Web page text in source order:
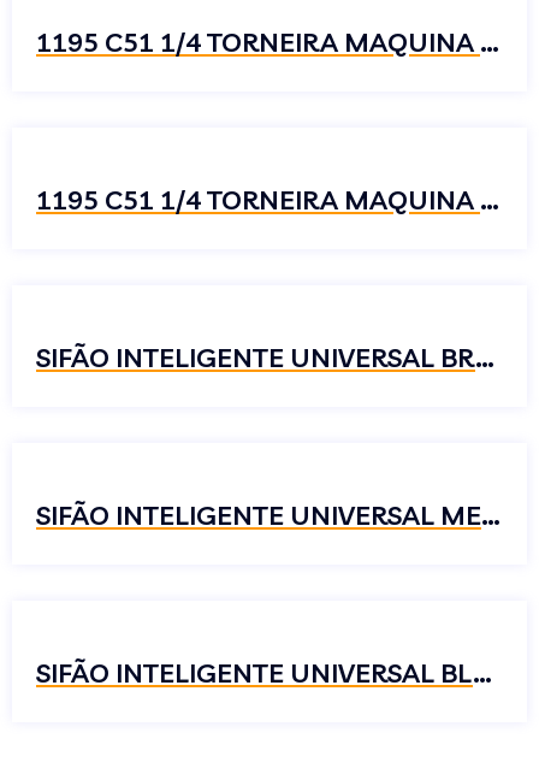
1195 C51 1/4 TORNEIRA MAQUINA DE MESA COZINHA
1195 C51 1/4 TORNEIRA MAQUINA DE MESA ALADIM
SIFÃO INTELIGENTE UNIVERSAL BRANCO
SIFÃO INTELIGENTE UNIVERSAL METALIZADO CROMADO
SIFÃO INTELIGENTE UNIVERSAL BLACK